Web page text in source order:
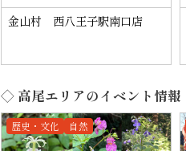
金山村 西八王子駅南口店
◇ 高尾エリアのイベント情報
歴史・文化 自然